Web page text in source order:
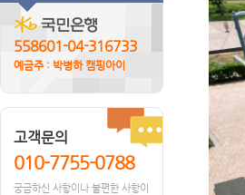
558601-04-316733
예금주 : 박병하 캠핑아이
고객문의
010-7755-0788
궁금하신 사항이나 불편한 사항이